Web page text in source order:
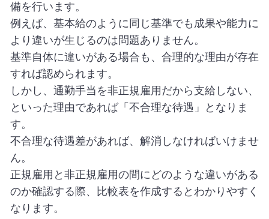
備を行います。
例えば、基本給のように同じ基準でも成果や能力に
より違いが生じるのは問題ありません。
基準自体に違いがある場合も、合理的な理由が存在
すれば認められます。
しかし、通勤手当を非正規雇用だから支給しない、
といった理由であれば「不合理な待遇」となりま
す。
不合理な待遇差があれば、解消しなければいけませ
ん。
正規雇用と非正規雇用の間にどのような違いがある
のか確認する際、比較表を作成するとわかりやすく
なります。